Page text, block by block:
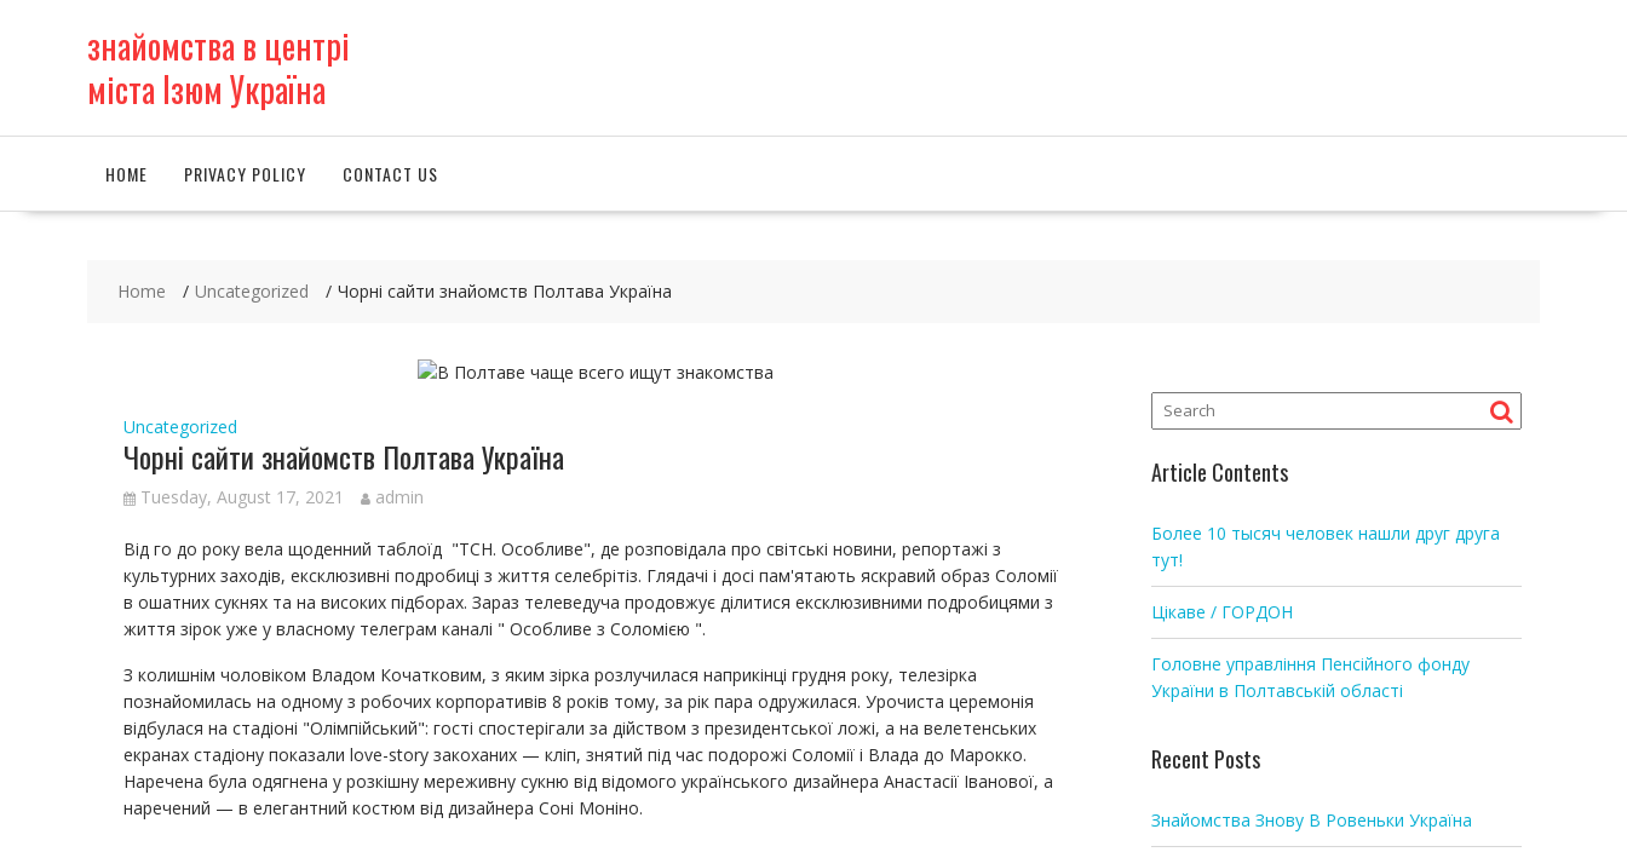
знайомства в центрі
міста Ізюм Україна
HOME PRIVACY POLICY CONTACT US
Home Uncategorized Чорні сайти знайомств Полтава Україна
Uncategorized
Чорні сайти знайомств Полтава Україна
Tuesday, August 17, 2021 admin
Від го до року вела щоденний таблоїд "ТСН. Особливе", де розповідала про світські новини, репортажі з
культурних заходів, ексклюзивні подробиці з життя селебрітіз. Глядачі і досі пам'ятають яскравий образ Соломії
в ошатних сукнях та на високих підборах. Зараз телеведуча продовжує ділитися ексклюзивними подробицями з
життя зірок уже у власному телеграм каналі " Особливе з Соломією ".
З колишнім чоловіком Владом Кочатковим, з яким зірка розлучилася наприкінці грудня року, телезірка
познайомилась на одному з робочих корпоративів 8 років тому, за рік пара одружилася. Урочиста церемонія
відбулася на стадіоні "Олімпійський": гості спостерігали за дійством з президентської ложі, а на велетенських
екранах стадіону показали love-story закоханих — кліп, знятий під час подорожі Соломії і Влада до Марокко.
Наречена була одягнена у розкішну мереживну сукню від відомого українського дизайнера Анастасії Іванової, а
наречений — в елегантний костюм від дизайнера Соні Моніно.
Article Contents
Более 10 тысяч человек нашли друг друга
тут!
Цікаве / ГОРДОН
Головне управління Пенсійного фонду
України в Полтавській області
Recent Posts
Знайомства Знову В Ровеньки Україна